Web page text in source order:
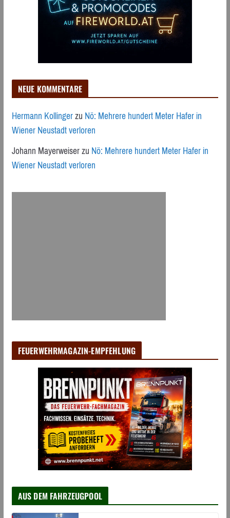
NEUE KOMMENTARE
Hermann KollingerzuNö: Mehrere hundert Meter Hafer in
Wiener Neustadt verloren
Johann MayerweiserzuNö: Mehrere hundert Meter Hafer in
Wiener Neustadt verloren
FEUERWEHRMAGAZIN-EMPFEHLUNG
AUS DEM FAHRZEUGPOOL